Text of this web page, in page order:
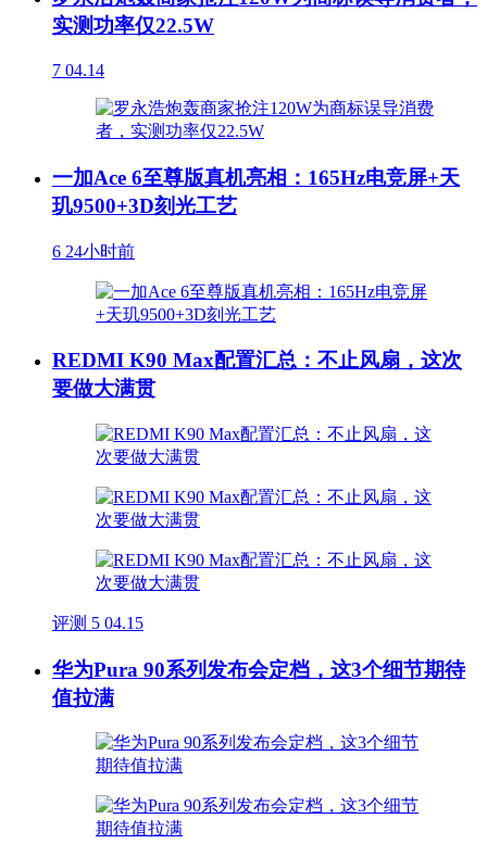
实测功率仅22.5W
7 04.14
一加Ace 6至尊版真机亮相：165Hz电竞屏+天
玑9500+3D刻光工艺
6 24小时前
REDMI K90 Max配置汇总：不止风扇，这次
要做大满贯
评测 5 04.15
华为Pura 90系列发布会定档，这3个细节期待
值拉满